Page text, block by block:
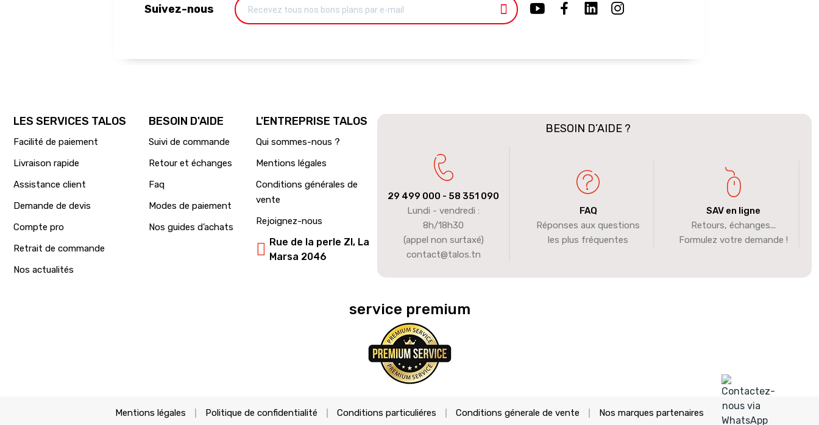
Suivez-nous
LES SERVICES TALOS
Facilité de paiement
Livraison rapide
Assistance client
Demande de devis
Compte pro
Retrait de commande
Nos actualités
BESOIN D'AIDE
Suivi de commande
Retour et échanges
Faq
Modes de paiement
Nos guides d’achats
L'ENTREPRISE TALOS
Qui sommes-nous ?
Mentions légales
Conditions générales de
vente
Rejoignez-nous
Rue de la perle ZI, La
Marsa 2046
BESOIN D’AIDE ?
29 499 000 - 58 351 090
Lundi - vendredi :
8h/18h30
(appel non surtaxé)
contact@talos.tn
FAQ
Réponses aux questions
les plus fréquentes
SAV en ligne
Retours, échanges...
Formulez votre demande !
service premium
Mentions légales Politique de confidentialité Conditions particuliéres Conditions génerale de vente Nos marques partenaires